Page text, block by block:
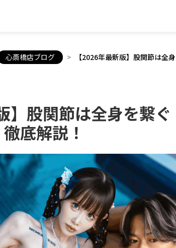
心斎橋店ブログ > 【2026年最新版】股関節は全
】股関節は全身を繋
底解説！